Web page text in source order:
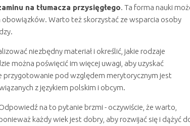
na tłumacza przysięgłego. Ta forma nauki
obowiązków. Warto też skorzystać ze wsparcia osoby
niezbędny materiał i określić, jakie rodzaje
można poświęcić im więcej uwagi, aby uzyskać
przygotowanie pod względem merytorycznym jest
z językiem polskim i obcym.
na to pytanie brzmi - oczywiście, że warto,
każdy wiek jest dobry, aby rozwijać się i dążyć